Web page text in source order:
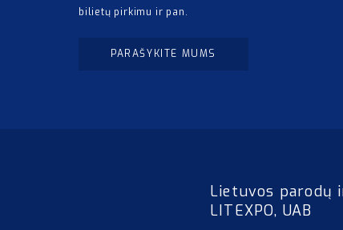
bilietų pirkimu ir pan.
PARAŠYKITE MUMS
Lietuvos parodų
LITEXPO, UAB